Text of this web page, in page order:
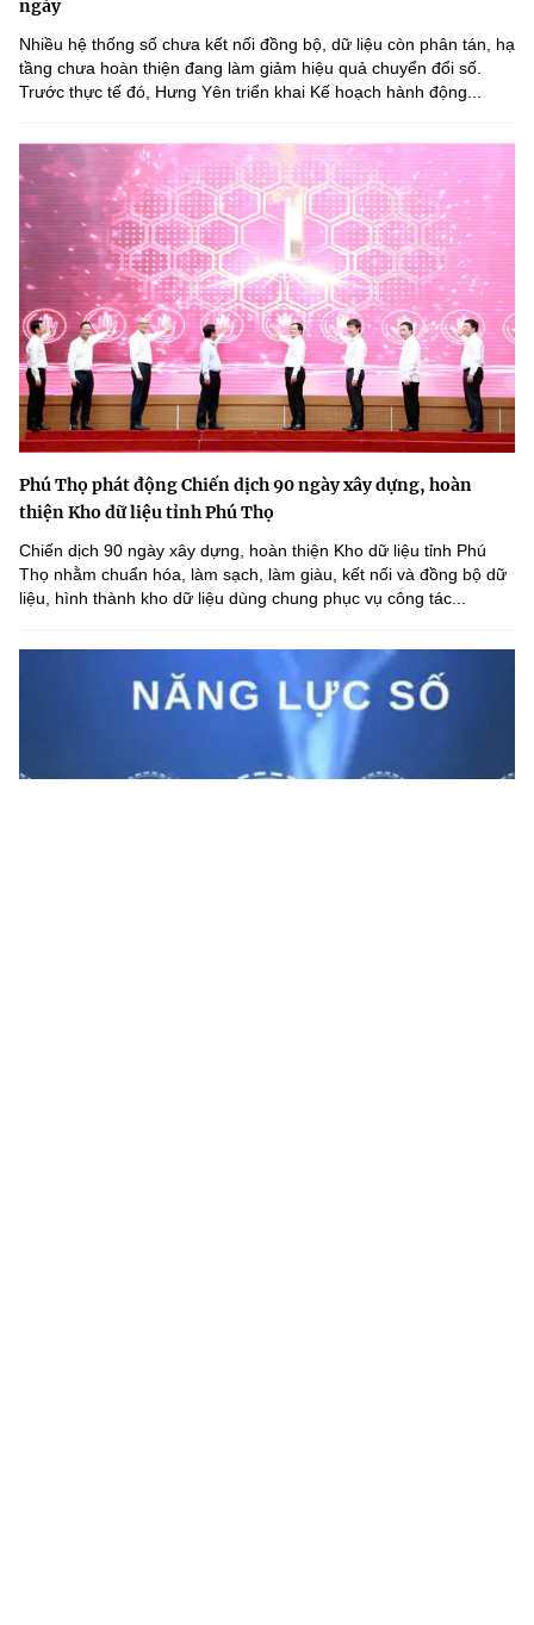
ngày
Nhiều hệ thống số chưa kết nối đồng bộ, dữ liệu còn phân tán, hạ
tầng chưa hoàn thiện đang làm giảm hiệu quả chuyển đổi số.
Trước thực tế đó, Hưng Yên triển khai Kế hoạch hành động...
Phú Thọ phát động Chiến dịch 90 ngày xây dựng, hoàn
thiện Kho dữ liệu tỉnh Phú Thọ
Chiến dịch 90 ngày xây dựng, hoàn thiện Kho dữ liệu tỉnh Phú
Thọ nhằm chuẩn hóa, làm sạch, làm giàu, kết nối và đồng bộ dữ
liệu, hình thành kho dữ liệu dùng chung phục vụ công tác...